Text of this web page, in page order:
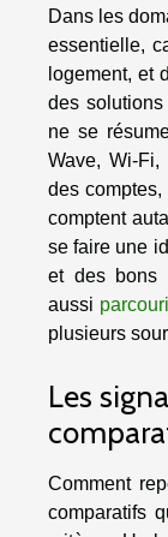
Dans les
essentielle,
logement, et
des
ne se
Wave, Wi-Fi,
des
comptent
se faire une
et des bons
aussi
plusieurs
Les
Comment
comparatifs